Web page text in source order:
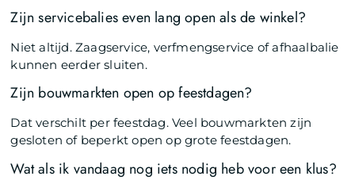
Zijn servicebalies even lang open als de winkel?
Niet altijd. Zaagservice, verfmengservice of afhaalbalie
kunnen eerder sluiten.
Zijn bouwmarkten open op feestdagen?
Dat verschilt per feestdag. Veel bouwmarkten zijn
gesloten of beperkt open op grote feestdagen.
Wat als ik vandaag nog iets nodig heb voor een klus?